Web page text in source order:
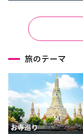
旅のテーマ
お寺巡り